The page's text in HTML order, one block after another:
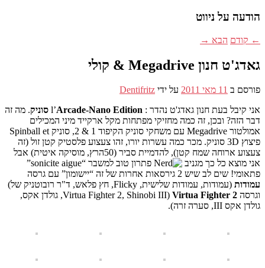
הודעה על ניווט
← קודם הבא →
גאדג'ט חנון Megadrive & קולי
פורסם ב 11 מאי 2011 על ידי Dentifritz
אני קיבל בעת חנון גאדג'ט נהדר :
l’Arcade-Nano Edition סוניק
. מה זה
דבר הזה? ובכן, זה כמה מחזיקי מפתחות מקל ארקייד מיני המכילים
אמולטור Megadrive עם משחקי סוניק הקיפוד 1 & 2, סוניק Spinball et
פיצוץ 3D סוניק. מכר כמה עשרות יורו, זהו צעצוע פלסטיק קטן זול (זה
צעצוע ארוחה שמח קטן), להדמיית סביר (50הרץ, מוסיקה איטית) אבל
אני מוצא כל כך מגניב
פתרון טוב למשבר “sonicite aigue”
פתאומי! שים לב שיש 2 גירסאות אחרות של זה “יישומון” עם גרסה
עמודות
(עמודות, עמודות שלישית, Flicky, חץ פלאש, ד"ר רובוטניק של)
וגרסה Virtua Fighter 2
(Virtua Fighter 2, Shinobi III, גולדן אקס,
גולדן אקס III, סערה זרה).